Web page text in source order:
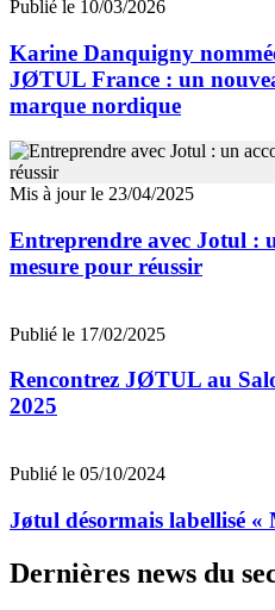
Publié le 10/03/2026
Karine Danquigny
JØTUL France : un
marque nordique
Mis à jour le 23/04/2025
Entreprendre avec Jotul :
mesure pour réussir
Publié le 17/02/2025
Rencontrez JØTUL au
2025
Publié le 05/10/2024
Jøtul désormais labellisé
Dernières news du